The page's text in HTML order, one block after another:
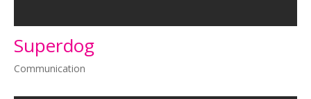
Superdog
Communication